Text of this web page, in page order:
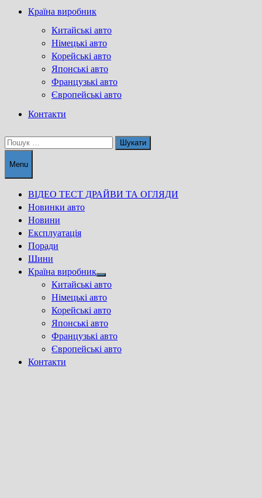
Країна виробник
Китайські авто
Німецькі авто
Корейські авто
Японські авто
Французькі авто
Європейські авто
Контакти
Пошук:
Menu
ВІДЕО ТЕСТ ДРАЙВИ ТА ОГЛЯДИ
Новинки авто
Новини
Експлуатація
Поради
Шини
Країна виробник
Show
sub
menu
Китайські авто
Німецькі авто
Корейські авто
Японські авто
Французькі авто
Європейські авто
Контакти